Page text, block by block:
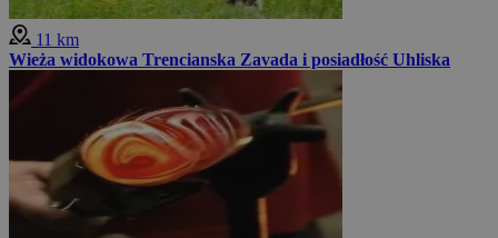
11 km
Wieża widokowa Trencianska Zavada i posiadłość Uhliska